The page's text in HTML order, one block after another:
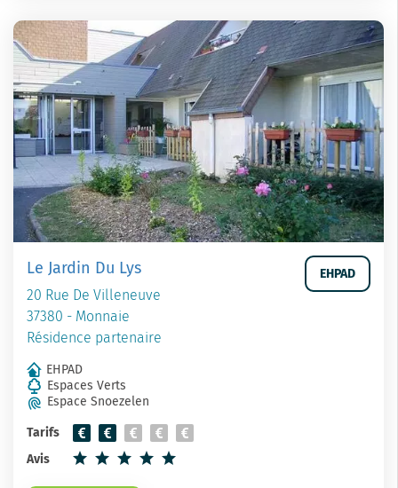
Le Jardin Du Lys
20 Rue De Villeneuve
37380 - Monnaie
Résidence partenaire
EHPAD
EHPAD
Espaces Verts
Espace Snoezelen
Tarifs
Avis